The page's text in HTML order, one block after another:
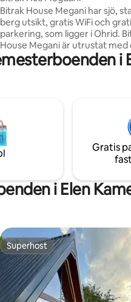
Bitrak House Megani har sjö,
berg utsikt, gratis WiFi och
parkering, som ligger i Ohrid. Bitrak
House Megani är utrustat med
med sjö- och stadsutsikt, en
matplats, ett välutrustat kök
vattenkokare. Det finns en
grill, och gäster kan vandra.
flygplats är Ohrids flygplats, 12
Bitrak House Megdani.
i
Gratis
i Elen
Superhost
Superhost